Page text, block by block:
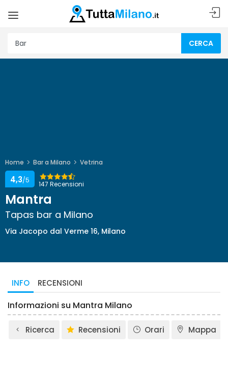
CERCA
Home Bar a Milano Vetrina
147 Recensioni
4,3/5
Mantra
Tapas bar a Milano
Via Jacopo dal Verme 16, Milano
INFO RECENSIONI
Informazioni su Mantra Milano
Ricerca Recensioni Orari Mappa